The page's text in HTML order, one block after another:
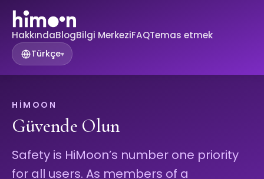
HakkındaBlogBilgi MerkeziFAQTemas etmek
Türkçe▾
HIMOON
Güvende Olun
Safety is HiMoon’s number one priority
for all users. As members of a